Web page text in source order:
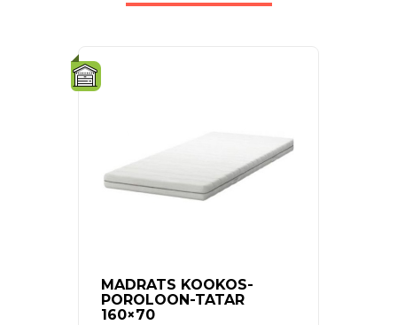
MADRATS KOOKOS-
POROLOON-TATAR
160×70